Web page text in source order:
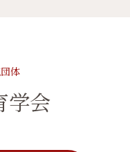
体
学会